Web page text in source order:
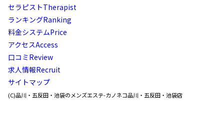
セラピストTherapist
ランキングRanking
料金システムPrice
アクセスAccess
口コミReview
求人情報Recruit
サイトマップ
(C)品川・五反田・池袋のメンズエステ-カノネコ品川・五反田・池袋店